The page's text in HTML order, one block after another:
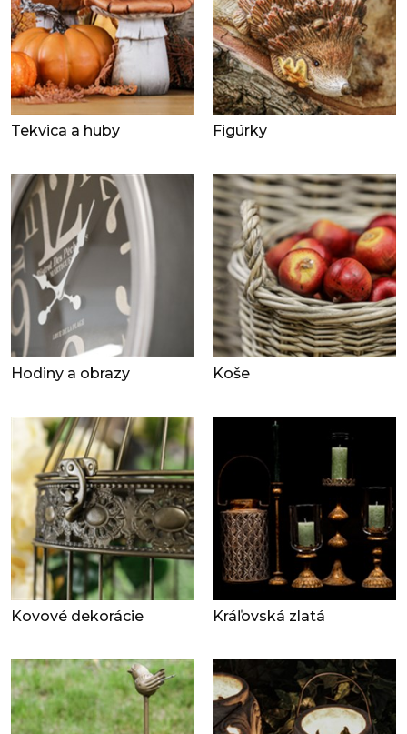
Tekvica a huby Figúrky
Hodiny a obrazy Koše
Kovové dekorácie Kráľovská zlatá